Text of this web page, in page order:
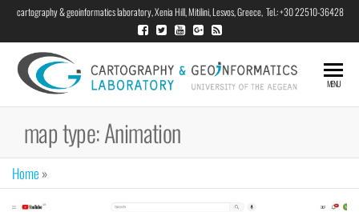
cartography & geoinformatics laboratory, Xenia Hill, Mitilini, Lesvos, Greece, Tel.: +30 22510-36428
MENU
map type:Animation
Home »